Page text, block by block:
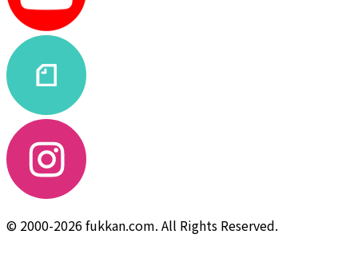
© 2000-2026 fukkan.com. All Rights Reserved.